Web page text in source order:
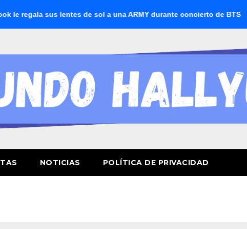
regala sus lentes de sol a una ARMY durante concierto de BTS
NOTICIAS POLÍTICA DE PRIVACIDAD